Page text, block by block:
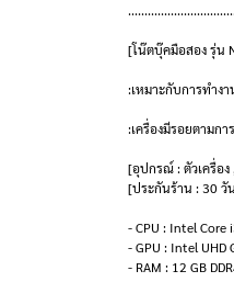
[โน๊ตบุ๊คมือสอง รุ่น
:เหมาะกับการทำง
:เครื่องมีรอยตามกา
[อุปกรณ์ : ตัวเครื่อง
[ประกันร้าน : 30 วั
- CPU : Intel Core
- GPU : Intel UHD
- RAM : 12 GB